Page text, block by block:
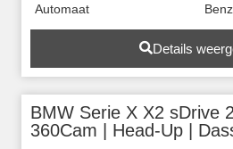
Automaat
Details
BMW Serie X X2 sDrive
360Cam | Head-Up |